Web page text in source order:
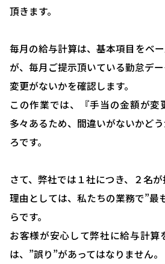
HOME
頂きます。
毎月の給与計算は、基本項目をベ
が、毎月ご提示頂いている勤怠デ
変更がないかを確認します。
この作業では、『手当の金額が
多々あるため、間違いがないかど
ろです。
さて、弊社では１社につき、２名が
理由としては、私たちの業務で”最
らです。
お客様が安心して弊社に給与計算
は、”誤り”があってはなりません。